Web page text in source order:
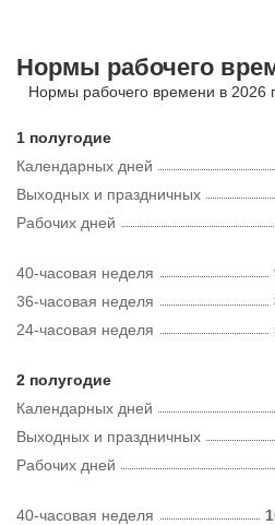
Нормы рабочего
Нормы рабочего времени в 2026
1 полугодие
Календарных дней
Рабочих дней
Выходных и праздничных
40-часовая неделя
36-часовая неделя
24-часовая неделя
2 полугодие
Календарных дней
Рабочих дней
Выходных и праздничных
40-часовая неделя